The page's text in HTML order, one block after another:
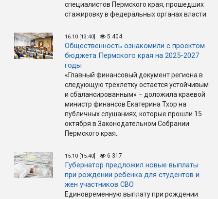
специалистов Пермского края, прошедших
стажировку в федеральных органах власти.
16.10 [13:40] 5 404
Общественность ознакомили с проектом
бюджета Пермского края на 2025-2027
годы
«Главный финансовый документ региона в
следующую трехлетку остается устойчивым
и сбалансированным» – доложила краевой
министр финансов Екатерина Тхор на
публичных слушаниях, которые прошли 15
октября в Законодательном Собрании
Пермского края..
15.10 [15:40] 6 317
Губернатор предложил новые выплаты
при рождении ребенка для студентов и
жен участников СВО
Единовременную выплату при рождении